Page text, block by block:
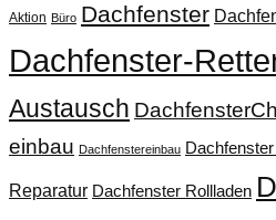
Aktion Büro Dachfenster
Dachfenster-
Austausch
einbau Dachfenstereinbau
Reparatur Dachfenster Rollladen